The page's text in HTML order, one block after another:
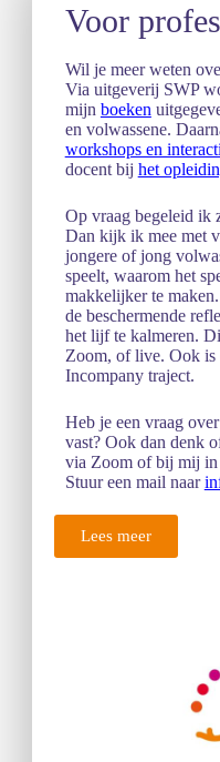
Voor
Wil je meer weten
Via uitgeverij SWP
mijn boeken
en volwassene.
workshops en
docent bij het
Op vraag begeleid ik
Dan kijk ik mee met
jongere of jong
speelt, waarom het
makkelijker te
de beschermende
het lijf te kalmeren.
Zoom, of live. Ook is
Incompany traject.
Heb je een vraag
vast? Ook dan denk
via Zoom of bij mij
Stuur een mail naar
Lees meer